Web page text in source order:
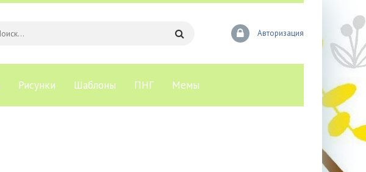
Авторизация
Рисунки Шаблоны ПНГ Мемы